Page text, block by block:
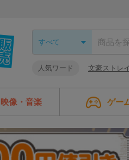
人気ワード 文豪ストレ
映像・音楽 ゲー